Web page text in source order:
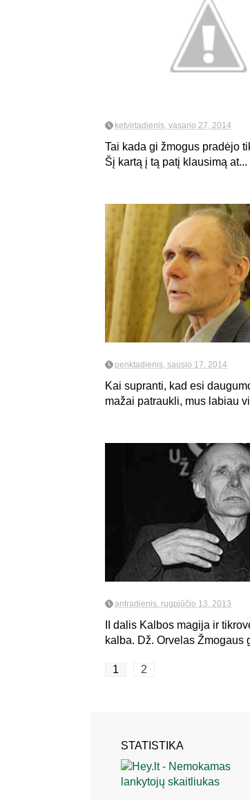
ketvirtadienis, vasario 27, 2014
Tai kada gi žmogus pradėjo
Šį kartą į tą patį klausimą at...
penktadienis, sausio 17, 2014
Kai supranti, kad esi
mažai patraukli, mus labiau
antradienis, rugpjūčio 13, 2013
II dalis Kalbos magija ir
kalba. Dž. Orvelas Žmogaus
1 2
STATISTIKA